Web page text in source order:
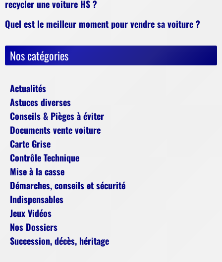
recycler une voiture HS ?
Quel est le meilleur moment pour vendre sa voiture ?
Nos catégories
Actualités
Astuces diverses
Conseils & Pièges à éviter
Documents vente voiture
Carte Grise
Contrôle Technique
Mise à la casse
Démarches, conseils et sécurité
Indispensables
Jeux Vidéos
Nos Dossiers
Succession, décès, héritage